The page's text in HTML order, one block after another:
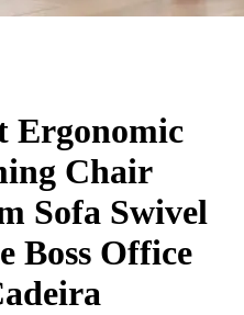
Ergonomic
Chair
Sofa Swivel
Boss Office